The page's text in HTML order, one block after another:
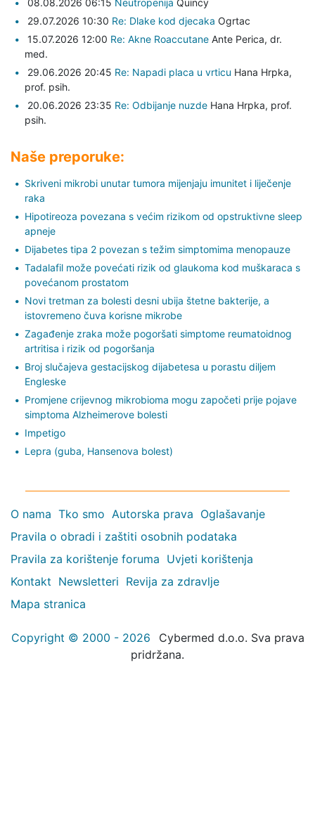
29.07.2026 10:30 Re: Dlake kod djecaka Ogrtac
15.07.2026 12:00 Re: Akne Roaccutane Ante Perica, dr.
med.
29.06.2026 20:45 Re: Napadi placa u vrticu Hana Hrpka,
prof. psih.
20.06.2026 23:35 Re: Odbijanje nuzde Hana Hrpka, prof.
psih.
Naše preporuke:
Skriveni mikrobi unutar tumora mijenjaju imunitet i liječenje
raka
Hipotireoza povezana s većim rizikom od opstruktivne sleep
apneje
Dijabetes tipa 2 povezan s težim simptomima menopauze
Tadalafil može povećati rizik od glaukoma kod muškaraca s
povećanom prostatom
Novi tretman za bolesti desni ubija štetne bakterije, a
istovremeno čuva korisne mikrobe
Zagađenje zraka može pogoršati simptome reumatoidnog
artritisa i rizik od pogoršanja
Broj slučajeva gestacijskog dijabetesa u porastu diljem
Engleske
Promjene crijevnog mikrobioma mogu započeti prije pojave
simptoma Alzheimerove bolesti
Impetigo
Lepra (guba, Hansenova bolest)
O nama Tko smo Autorska prava Oglašavanje
Pravila o obradi i zaštiti osobnih podataka
Pravila za korištenje foruma Uvjeti korištenja
Kontakt Newsletteri Revija za zdravlje
Mapa stranica
Copyright © 2000 - 2026
Cybermed d.o.o. Sva prava
pridržana.